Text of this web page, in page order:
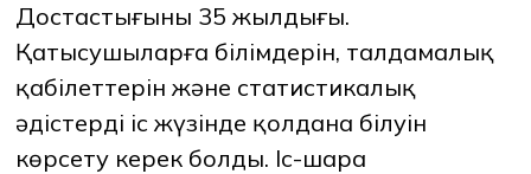
Достастығының 35 жылдығы.
Қатысушыларға білімдерін, талдамалық
қабілеттерін және статистикалық
әдістерді іс жүзінде қолдана білуін
көрсету керек болды. Іс-шара